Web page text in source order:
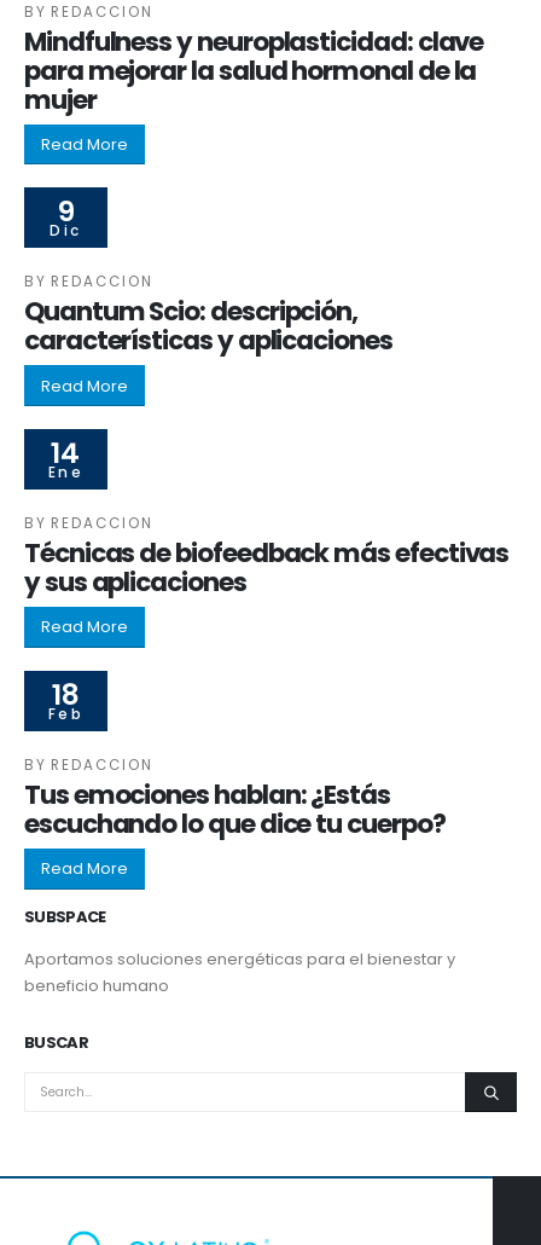
BY REDACCION
Mindfulness y neuroplasticidad: clave
para mejorar la salud hormonal de la
mujer
Read More
9
Dic
BY REDACCION
Quantum Scio: descripción,
características y aplicaciones
Read More
14
Ene
BY REDACCION
Técnicas de biofeedback más efectivas
y sus aplicaciones
Read More
18
Feb
BY REDACCION
Tus emociones hablan: ¿Estás
escuchando lo que dice tu cuerpo?
Read More
SUBSPACE
Aportamos soluciones energéticas para el bienestar y
beneficio humano
BUSCAR